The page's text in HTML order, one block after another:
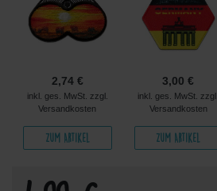
2,74 €
inkl. ges. MwSt. zzgl.
Versandkosten
Zum Artikel
3,00 €
inkl. ges. MwSt. zzgl.
Versandkosten
Zum Artikel